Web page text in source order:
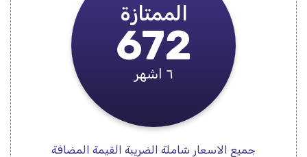
الممتازة
672
٦ اشهر
جميع الاسعار شاملة الضريبة القيمة المضافة